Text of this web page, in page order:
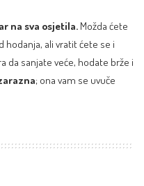
na sva osjetila. Možda ćete
ali vratit ćete se i
da sanjate veće, hodate brže i
; ona vam se uvuče